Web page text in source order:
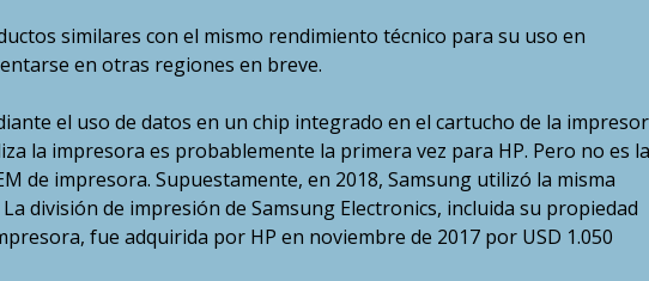
similares con el mismo rendimiento técnico para su uso en
en otras regiones en breve.
el uso de datos en un chip integrado en el cartucho de la
la impresora es probablemente la primera vez para HP. Pero no es la
de impresora. Supuestamente, en 2018, Samsung utilizó la misma
división de impresión de Samsung Electronics, incluida su propiedad
fue adquirida por HP en noviembre de 2017 por USD 1.050